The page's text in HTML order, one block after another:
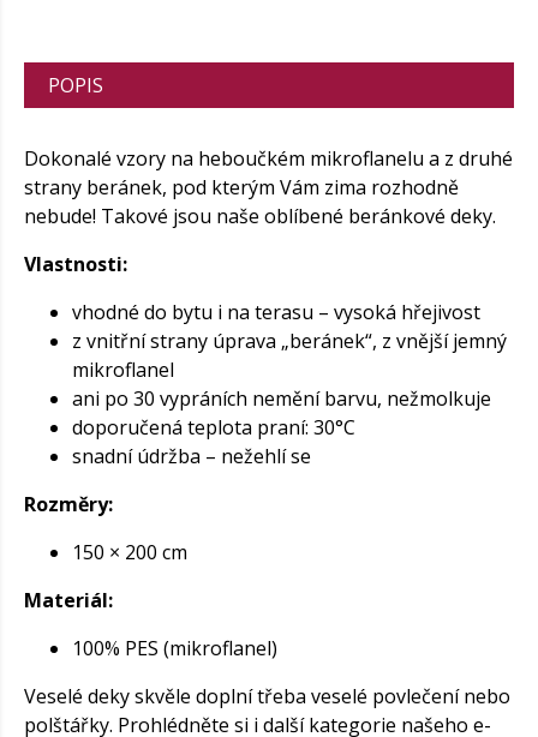
POPIS
Dokonalé vzory na heboučkém mikroflanelu a z druhé
strany beránek, pod kterým Vám zima rozhodně
nebude! Takové jsou naše oblíbené beránkové deky.
Vlastnosti:
vhodné do bytu i na terasu – vysoká hřejivost
z vnitřní strany úprava „beránek“, z vnější jemný
mikroflanel
ani po 30 vypráních nemění barvu, nežmolkuje
doporučená teplota praní: 30°C
snadní údržba – nežehlí se
Rozměry:
150 × 200 cm
Materiál:
100% PES (mikroflanel)
Veselé deky skvěle doplní třeba veselé povlečení nebo
polštářky. Prohlédněte si i další kategorie našeho e-